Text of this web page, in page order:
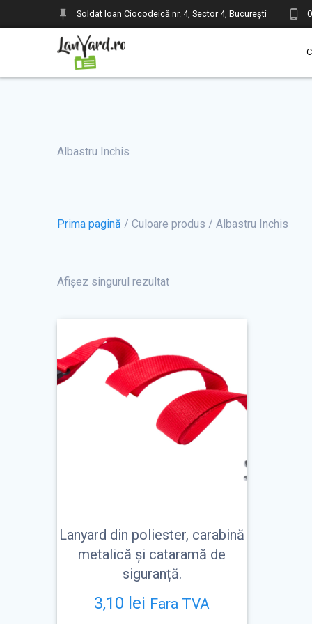
Soldat Ioan Ciocodeică nr. 4, Sector 4, București
Albastru Inchis
Prima pagină / Culoare produs / Albastru Inchis
Afișez singurul rezultat
Lanyard din poliester, carabină
metalică și cataramă de
siguranță.
3,10 lei Fara TVA